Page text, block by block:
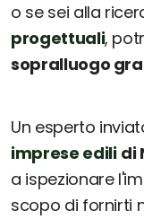
o se sei alla
progettuali,
sopralluogo
Un esperto
imprese edili di
a ispezionare
scopo di fornirti